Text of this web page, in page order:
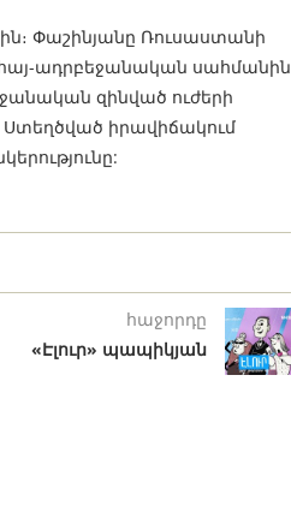
ին։ Փաշինյանը Ռուսաստանի
ադրբեջանական սահմանին
զինված ուժերի
իրավիճակում
հաջորդը
«Էլուր» պապիկյան